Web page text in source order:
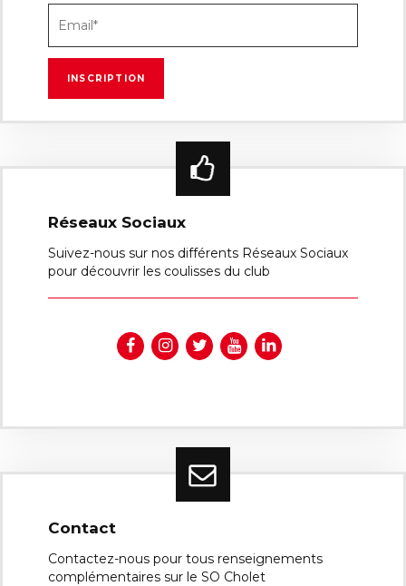
Réseaux Sociaux
Suivez-nous sur nos différents Réseaux Sociaux
pour découvrir les coulisses du club
Contact
Contactez-nous pour tous renseignements
complémentaires sur le SO Cholet